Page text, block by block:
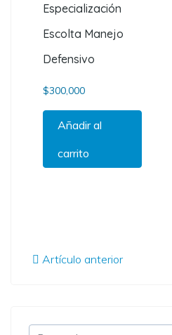
Especialización
Escolta Manejo
Defensivo
$300,000
Añadir al
carrito
Artículo anterior